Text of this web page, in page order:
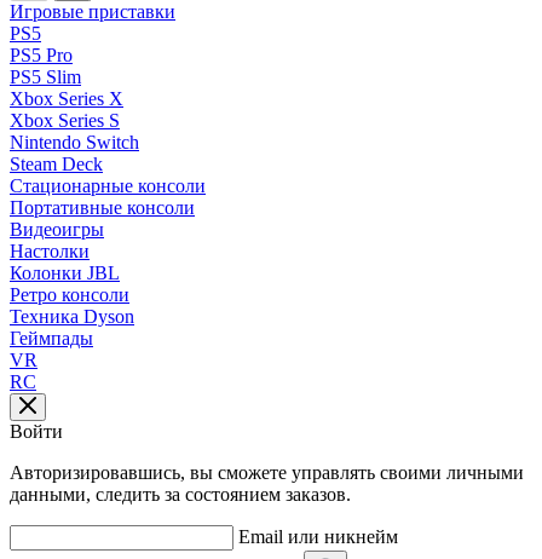
Игровые приставки
PS5
PS5 Pro
PS5 Slim
Xbox Series X
Xbox Series S
Nintendo Switch
Steam Deck
Стационарные консоли
Портативные консоли
Видеоигры
Настолки
Колонки JBL
Ретро консоли
Техника Dyson
Геймпады
VR
RC
Войти
Авторизировавшись, вы сможете управлять своими личными
данными, следить за состоянием заказов.
Email или никнейм